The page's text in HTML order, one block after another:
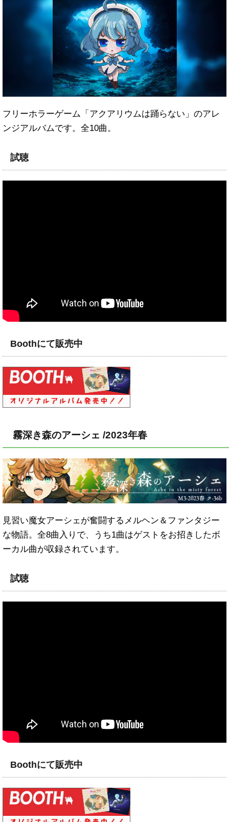
フリーホラーゲーム「アクアリウムは踊らない」のアレ
ンジアルバムです。全10曲。
試聴
Boothにて販売中
霧深き森のアーシェ /2023年春
見習い魔女アーシェが奮闘するメルヘン＆ファンタジー
な物語。全8曲入りで、うち1曲はゲストをお招きしたボ
ーカル曲が収録されています。
試聴
Boothにて販売中